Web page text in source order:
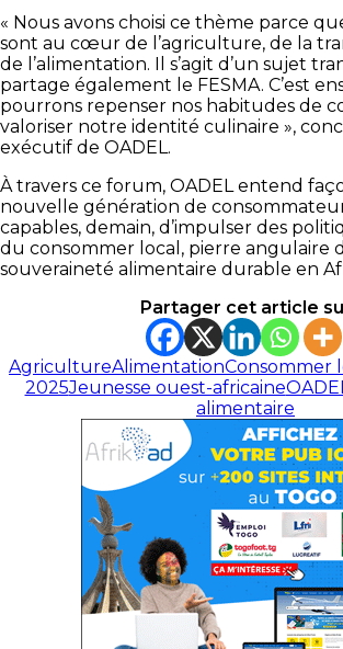
« Nous avons choisi ce thème parce
sont au cœur de l’agriculture, de la
de l’alimentation. Il s’agit d’un sujet
partage également le FESMA. C’est
pourrons repenser nos habitudes de
valoriser notre identité culinaire »,
exécutif de OADEL.
À travers ce forum, OADEL entend
nouvelle génération de
capables, demain, d’impulser des
du consommer local, pierre angulaire
souveraineté alimentaire durable en
Partager cet article
AgricultureAlimentationConsommer
2025Jeunesse ouest-africaine
alimentaire